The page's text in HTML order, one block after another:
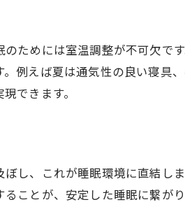
ためには室温調整が不可欠で
例えば夏は通気性の良い寝具
できます。
し、これが睡眠環境に直結しま
ことが、安定した睡眠に繋が